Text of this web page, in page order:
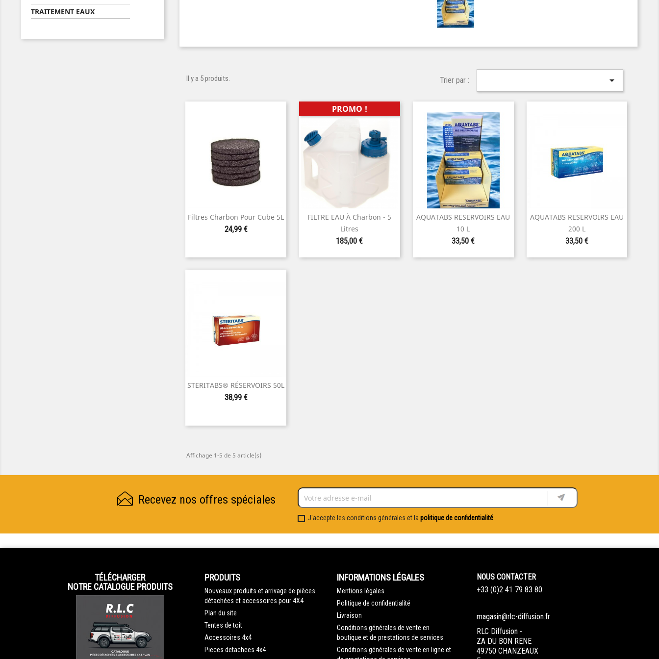
TRAITEMENT EAUX
Il y a 5 produits. Trier par : 
Filtres Charbon Pour Cube 5L
Prix
24,99 €
Aperçu rapide
FILTRE EAU À Charbon - 5
Litres
Prix
185,00 €
PROMO !
Aperçu rapide
AQUATABS RESERVOIRS EAU
10 L
Prix
33,50 €
Aperçu rapide
AQUATABS RESERVOIRS EAU
200 L
Prix
33,50 €
Aperçu rapide
STERITABS® RÉSERVOIRS 50L
Prix
38,99 €
Aperçu rapide
Affichage 1-5 de 5 article(s)
Recevez nos offres spéciales
J'accepte les conditions générales et la politique de confidentialité
TÉLÉCHARGER
NOTRE CATALOGUE PRODUITS
PRODUITS
Nouveaux produits et arrivage de pièces
détachées et accessoires pour 4X4
Plan du site
Tentes de toit
Accessoires 4x4
Pieces detachees 4x4
INFORMATIONS LÉGALES
Mentions légales
Politique de confidentialité
Livraison
Conditions générales de vente en
boutique et de prestations de services
Conditions générales de vente en ligne et
NOUS CONTACTER
+33 (0)2 41 79 83 80
magasin@rlc-diffusion.fr
RLC Diffusion -
ZA DU BON RENE
49750 CHANZEAUX